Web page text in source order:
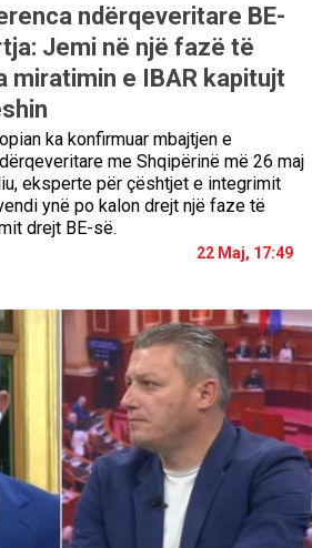
ndërqeveritare BE-
Jemi në një fazë të
miratimin e IBAR kapitujt
ka konfirmuar mbajtjen e
me Shqipërinë më 26 maj
eksperte për çështjet e integrimit
ynë po kalon drejt një faze të
drejt BE-së.
22 Maj, 17:49